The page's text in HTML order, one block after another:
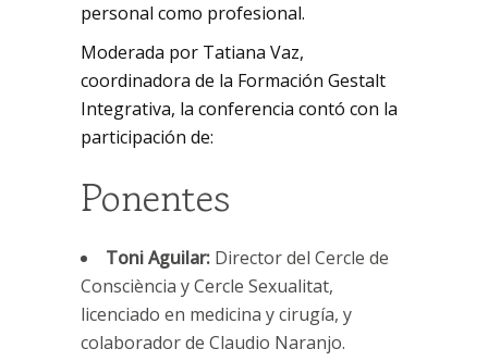
personal como profesional.
Moderada por Tatiana Vaz,
coordinadora de la Formación Gestalt
Integrativa, la conferencia contó con la
participación de:
Ponentes
Toni Aguilar: Director del Cercle de
Consciència y Cercle Sexualitat,
licenciado en medicina y cirugía, y
colaborador de Claudio Naranjo.